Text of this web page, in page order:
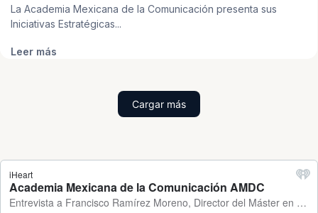
La Academia Mexicana de la Comunicación presenta sus
Iniciativas Estratégicas...
Leer más
Cargar más